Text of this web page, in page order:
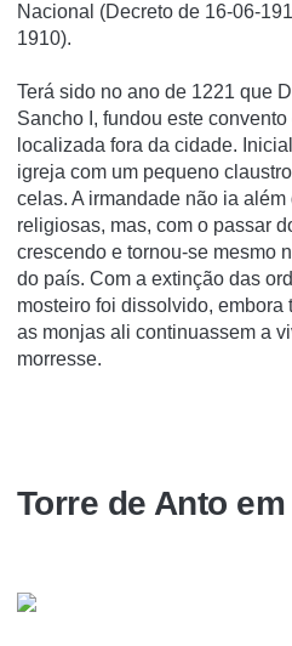
Nacional (Decreto de 16-06-
1910).
Terá sido no ano de 1221 que
Sancho I, fundou este
localizada fora da cidade.
igreja com um pequeno
celas. A irmandade não ia
religiosas, mas, com o passar
crescendo e tornou-se mesmo
do país. Com a extinção das
mosteiro foi dissolvido,
as monjas ali continuassem a
morresse.
Torre de Anto